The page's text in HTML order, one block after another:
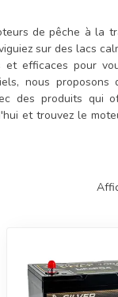
de pêche à la
sur des lacs
efficaces pour
nous
des produits qui
et trouvez le